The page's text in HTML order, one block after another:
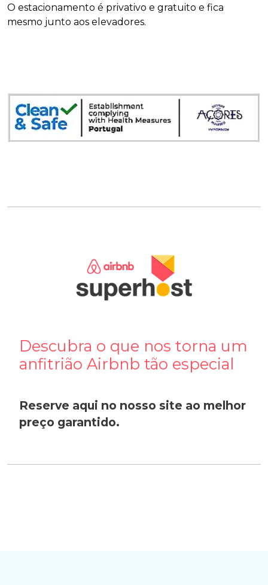
O estacionamento é privativo e gratuito e fica
mesmo junto aos elevadores.
Descubra o que nos torna um
anfitrião Airbnb tão especial
Reserve aqui no nosso site ao melhor
preço garantido.